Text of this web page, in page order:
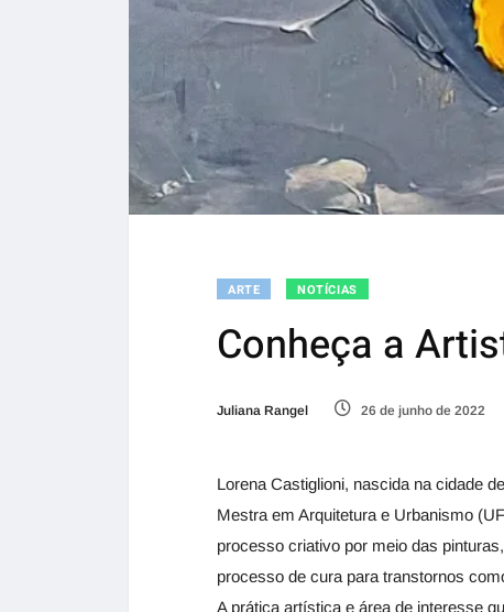
ARTE NOTÍCIAS
Conheça a
Juliana Rangel 26 de junho de 2022
Lorena Castiglioni, nascida na cidade
Mestra em Arquitetura e Urbanismo
processo criativo por meio das
processo de cura para transtornos
A prática artística e área de interesse